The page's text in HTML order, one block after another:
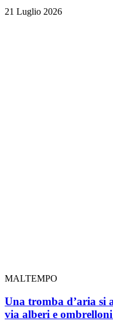
21 Luglio 2026
MALTEMPO
Una tromba d’aria si
via alberi e ombrelloni